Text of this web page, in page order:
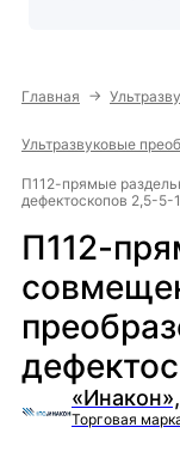
Главная →
Ультразвуковые
П112-прямые
дефектоскопов 2,5-5-
П112-
Торговая